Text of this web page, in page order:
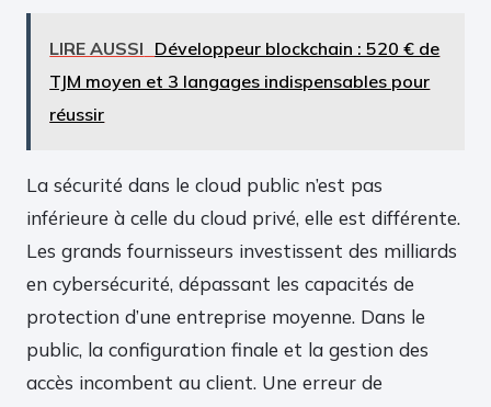
LIRE AUSSI Développeur blockchain : 520 € de
TJM moyen et 3 langages indispensables pour
réussir
La sécurité dans le cloud public n’est pas
inférieure à celle du cloud privé, elle est différente.
Les grands fournisseurs investissent des milliards
en cybersécurité, dépassant les capacités de
protection d’une entreprise moyenne. Dans le
public, la configuration finale et la gestion des
accès incombent au client. Une erreur de